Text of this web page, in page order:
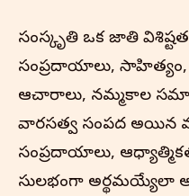
సంస్కృతి ఒక జాతి
సంప్రదాయాలు, సాహిత్యం,
ఆచారాలు, నమ్మకాల
వారసత్వ సంపద అయిన
సంప్రదాయాలు,
సులభంగా అర్థమయ్యేలా